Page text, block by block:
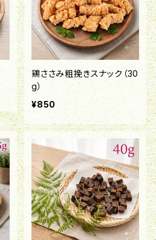
鶏ささみ粗挽きスナック（30
g）
¥850